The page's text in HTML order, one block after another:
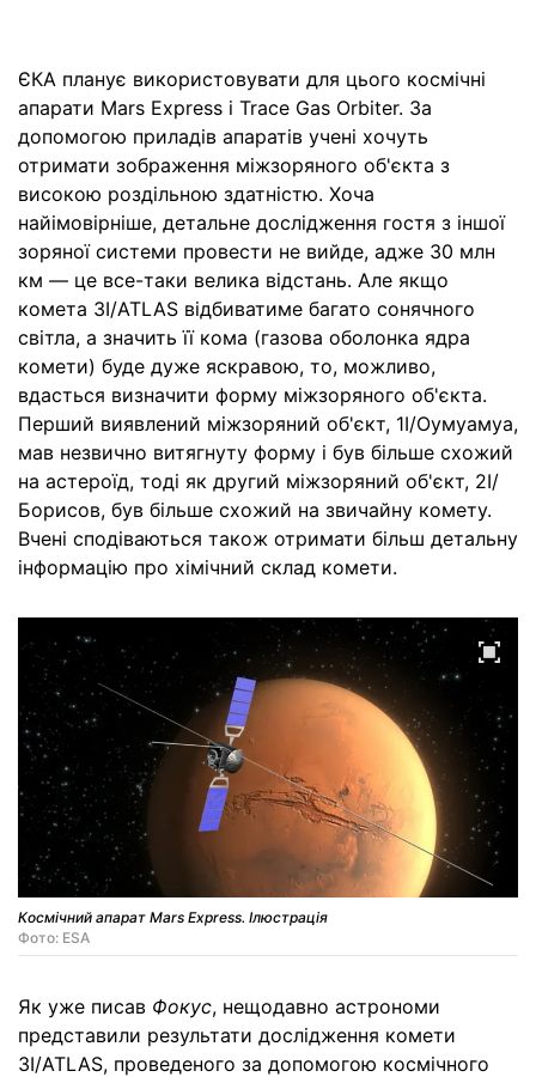
ЄКА планує використовувати для цього космічні
апарати Mars Express і Trace Gas Orbiter. За
допомогою приладів апаратів учені хочуть
отримати зображення міжзоряного об'єкта з
високою роздільною здатністю. Хоча
найімовірніше, детальне дослідження гостя з іншої
зоряної системи провести не вийде, адже 30 млн
км — це все-таки велика відстань. Але якщо
комета 3I/ATLAS відбиватиме багато сонячного
світла, а значить її кома (газова оболонка ядра
комети) буде дуже яскравою, то, можливо,
вдасться визначити форму міжзоряного об'єкта.
Перший виявлений міжзоряний об'єкт, 1I/Оумуамуа,
мав незвично витягнуту форму і був більше схожий
на астероїд, тоді як другий міжзоряний об'єкт, 2I/
Борисов, був більше схожий на звичайну комету.
Вчені сподіваються також отримати більш детальну
інформацію про хімічний склад комети.
Космічний апарат Mars Express. Ілюстрація
Фото: ESA
Як уже писав Фокус, нещодавно астрономи
представили результати дослідження комети
3I/ATLAS, проведеного за допомогою космічного